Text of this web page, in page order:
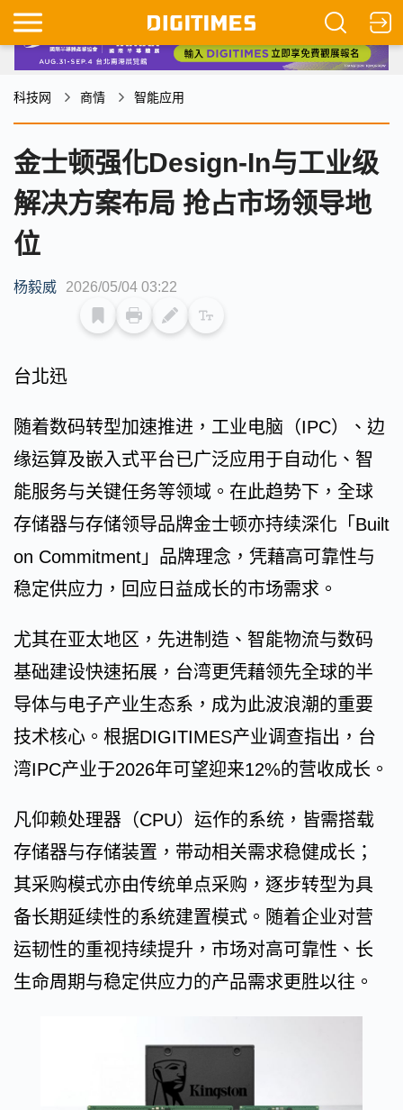
科技网 商情 智能应用
金士顿强化Design-In与工业级
解决方案布局 抢占市场领导地
位
杨毅威 2026/05/04 03:22
台北迅
随着数码转型加速推进，工业电脑（IPC）、边
缘运算及嵌入式平台已广泛应用于自动化、智
能服务与关键任务等领域。在此趋势下，全球
存储器与存储领导品牌金士顿亦持续深化「Built
on Commitment」品牌理念，凭藉高可靠性与
稳定供应力，回应日益成长的市场需求。
尤其在亚太地区，先进制造、智能物流与数码
基础建设快速拓展，台湾更凭藉领先全球的半
导体与电子产业生态系，成为此波浪潮的重要
技术核心。根据DIGITIMES产业调查指出，台
湾IPC产业于2026年可望迎来12%的营收成长。
凡仰赖处理器（CPU）运作的系统，皆需搭载
存储器与存储装置，带动相关需求稳健成长；
其采购模式亦由传统单点采购，逐步转型为具
备长期延续性的系统建置模式。随着企业对营
运韧性的重视持续提升，市场对高可靠性、长
生命周期与稳定供应力的产品需求更胜以往。